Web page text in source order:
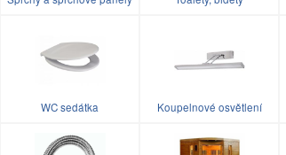
WC sedátka Koupelnové osvětlení